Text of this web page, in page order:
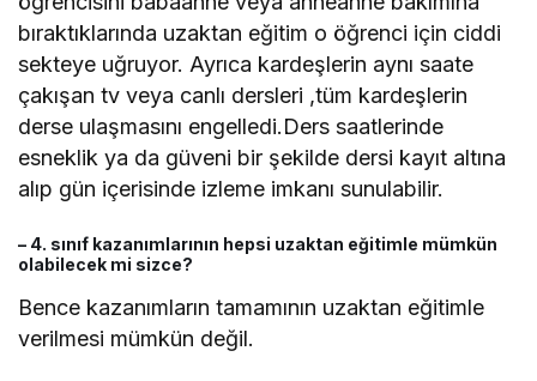
bıraktıklarında uzaktan eğitim o öğrenci için ciddi
sekteye uğruyor. Ayrıca kardeşlerin aynı saate
çakışan tv veya canlı dersleri ,tüm kardeşlerin
derse ulaşmasını engelledi.Ders saatlerinde
esneklik ya da güveni bir şekilde dersi kayıt altına
alıp gün içerisinde izleme imkanı sunulabilir.
– 4. sınıf kazanımlarının hepsi uzaktan eğitimle mümkün
olabilecek mi sizce?
Bence kazanımların tamamının uzaktan eğitimle
verilmesi mümkün değil.